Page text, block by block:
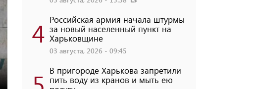
4 Российская армия начала штурмы
за новый населенный пункт на
Харьковщине
03 августа, 2026 - 09:45
В пригороде Харькова запретили
пить воду из кранов и мыть ею